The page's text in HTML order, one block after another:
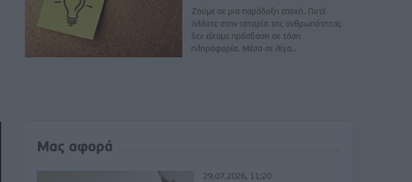
Ζούμε σε μια παράδοξη εποχή. Ποτέ
άλλοτε στην ιστορία της ανθρωπότητας
δεν είχαμε πρόσβαση σε τόση
πληροφορία. Μέσα σε λίγα..
Μας αφορά
29.07.2026, 11:20